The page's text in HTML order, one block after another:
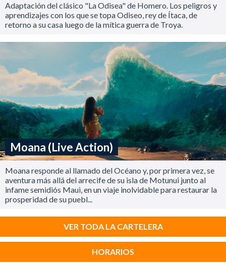
Adaptación del clásico "La Odisea" de Homero. Los peligros y
aprendizajes con los que se topa Odiseo, rey de Ítaca, de
retorno a su casa luego de la mítica guerra de Troya.
Moana (Live Action)
Moana responde al llamado del Océano y, por primera vez, se
aventura más allá del arrecife de su isla de Motunui junto al
infame semidiós Maui, en un viaje inolvidable para restaurar la
prosperidad de su puebl...
VER TODA LA CARTELERA
HORARIOS